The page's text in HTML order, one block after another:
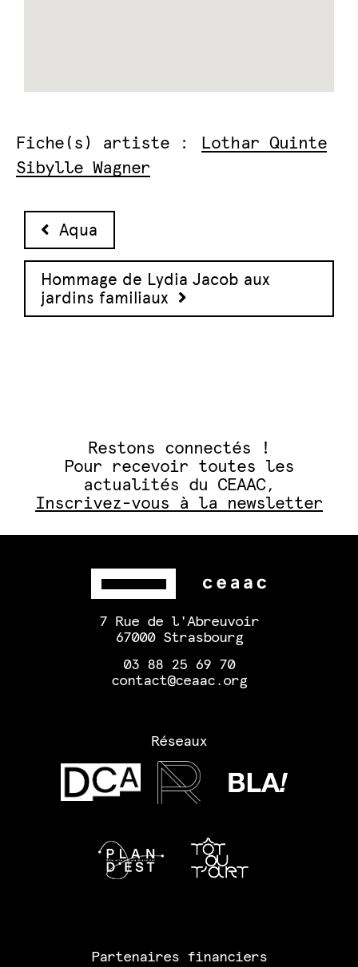
Fiche(s) artiste :
Lothar Quinte
Sibylle Wagner
Navigation des articles
Aqua
Hommage de Lydia Jacob aux
jardins familiaux
Restons connectés !
Pour recevoir toutes les
actualités du CEAAC,
Inscrivez-vous à la newsletter
7 Rue de l'Abreuvoir
67000 Strasbourg
03 88 25 69 70
contact@ceaac.org
Réseaux
Partenaires financiers